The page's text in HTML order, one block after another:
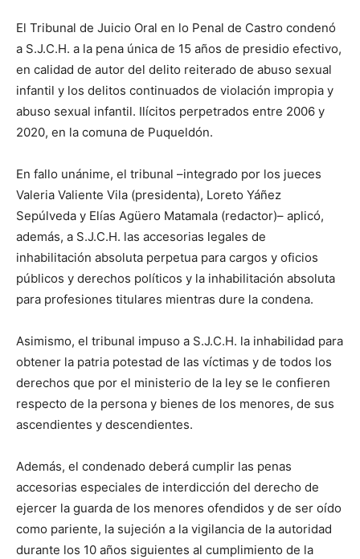
El Tribunal de Juicio Oral en lo Penal de Castro condenó
a S.J.C.H. a la pena única de 15 años de presidio efectivo,
en calidad de autor del delito reiterado de abuso sexual
infantil y los delitos continuados de violación impropia y
abuso sexual infantil. Ilícitos perpetrados entre 2006 y
2020, en la comuna de Puqueldón.
En fallo unánime, el tribunal –integrado por los jueces
Valeria Valiente Vila (presidenta), Loreto Yáñez
Sepúlveda y Elías Agüero Matamala (redactor)– aplicó,
además, a S.J.C.H. las accesorias legales de
inhabilitación absoluta perpetua para cargos y oficios
públicos y derechos políticos y la inhabilitación absoluta
para profesiones titulares mientras dure la condena.
Asimismo, el tribunal impuso a S.J.C.H. la inhabilidad para
obtener la patria potestad de las víctimas y de todos los
derechos que por el ministerio de la ley se le confieren
respecto de la persona y bienes de los menores, de sus
ascendientes y descendientes.
Además, el condenado deberá cumplir las penas
accesorias especiales de interdicción del derecho de
ejercer la guarda de los menores ofendidos y de ser oído
como pariente, la sujeción a la vigilancia de la autoridad
durante los 10 años siguientes al cumplimiento de la